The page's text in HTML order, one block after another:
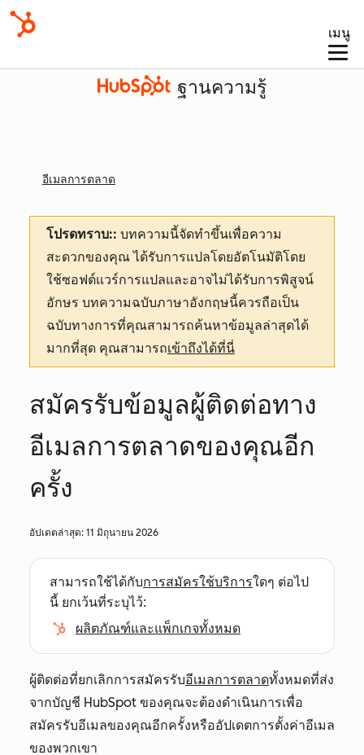
เมนู
ฐานความรู้
อีเมลการตลาด
โปรดทราบ:: บทความนี้จัดทำขึ้นเพื่อความ
สะดวกของคุณได้รับการแปลโดยอัตโนมัติโดย
ใช้ซอฟต์แวร์การแปลและอาจไม่ได้รับการพิสูจน์
อักษร บทความฉบับภาษาอังกฤษนี้ควรถือเป็น
ฉบับทางการที่คุณสามารถค้นหาข้อมูลล่าสุดได้
มากที่สุด คุณสามารถเข้าถึงได้ที่นี่
สมัครรับข้อมูลผู้ติดต่อทาง
อีเมลการตลาดของคุณอีก
ครั้ง
อัปเดตล่าสุด: 11 มิถุนายน 2026
สามารถใช้ได้กับการสมัครใช้บริการใดๆ ต่อไป
นี้ ยกเว้นที่ระบุไว้:
ผลิตภัณฑ์และแพ็กเกจทั้งหมด
ผู้ติดต่อที่ยกเลิกการสมัครรับอีเมลการตลาดทั้งหมดที่ส่ง
จากบัญชี HubSpot ของคุณจะต้องดำเนินการเพื่อ
สมัครรับอีเมลของคุณอีกครั้งหรืออัปเดตการตั้งค่าอีเมล
ของพวกเขา